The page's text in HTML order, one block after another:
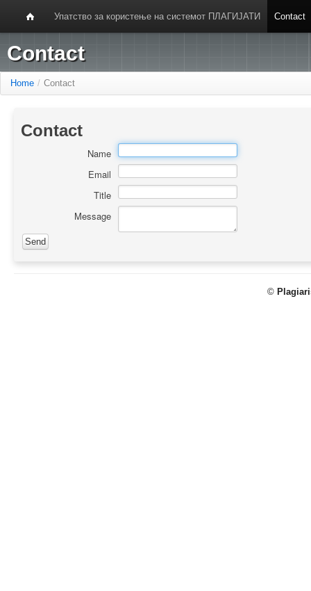
Упатство за користење на системот ПЛАГИЈАТИ Contact
Contact
Home / Contact
Contact
Name
Email
Title
Message
©